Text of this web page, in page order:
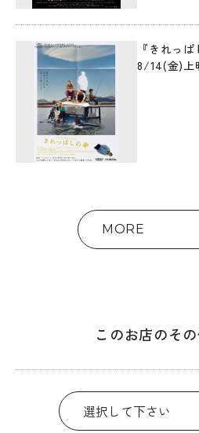
『きれっ
8/14(金)上
MORE
このお店のそ